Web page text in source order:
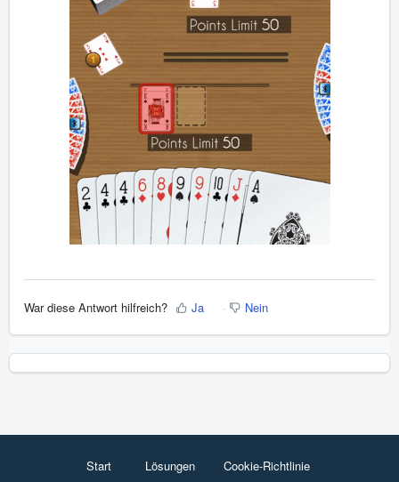
War diese Antwort hilfreich? Ja Nein
Start Lösungen Cookie-Richtlinie